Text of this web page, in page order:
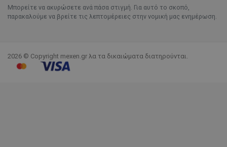
Μπορείτε να ακυρώσετε ανά πάσα στιγμή. Για αυτό το σκοπό,
παρακαλούμε να βρείτε τις λεπτομέρειες στην νομική μας ενημέρωση.
2026 © Copyright mexen.gr λα τα δικαιώματα διατηρούνται.